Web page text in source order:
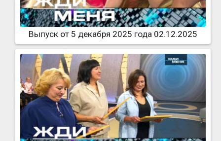
Выпуск от 5 декабря 2025 года 02.12.2025